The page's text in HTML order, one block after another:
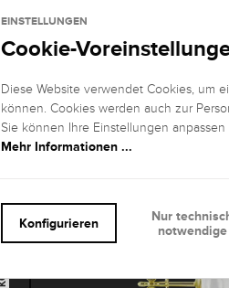
2x 0,085 Karat, H/SI1 aus
2.009,00 € 24h
KONFIGURIERBAR
EINSTELLUNGEN
Cookie-
Diese Website verwendet Cookies, um
können. Cookies werden auch zur
Sie können Ihre Einstellungen
Mehr Informationen ...
Konfigurieren
Nur
notwendige